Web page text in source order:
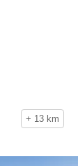
+ 13 km